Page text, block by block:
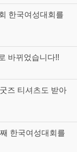
한국여성대회를
바뀌었습니다!!
즈 티셔츠도 받아
한국여성대회를